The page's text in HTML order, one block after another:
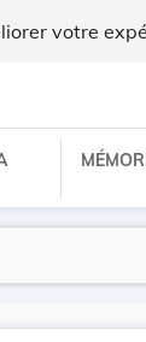
votre